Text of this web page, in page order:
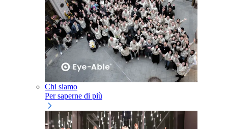
Chi siamo
Per saperne di più